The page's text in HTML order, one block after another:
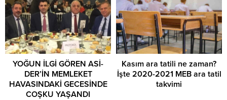
YOĞUN İLGİ GÖREN ASİ-
DER’İN MEMLEKET
HAVASINDAKİ GECESİNDE
COŞKU YAŞANDI
Kasım ara tatili ne zaman?
İşte 2020-2021 MEB ara tatil
takvimi